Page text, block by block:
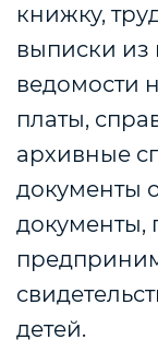
книжку,
выписки из
ведомости
платы,
архивные
документы
детей.